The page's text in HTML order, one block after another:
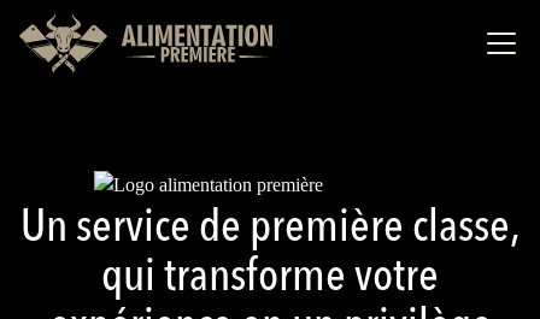
Un service de première classe,
qui transforme votre